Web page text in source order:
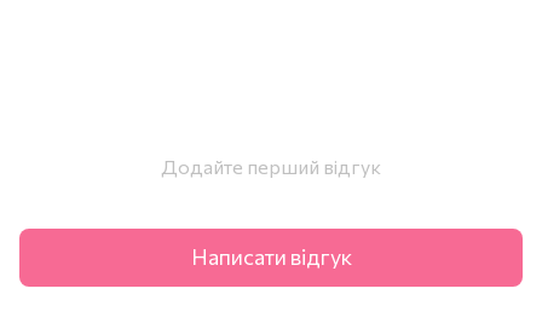
Додайте перший відгук
Написати відгук